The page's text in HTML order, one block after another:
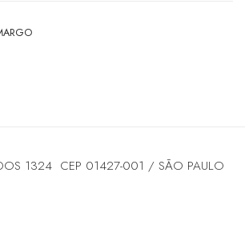
1324 CEP 01427-001 / SÃO PAULO